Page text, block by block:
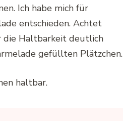
Ich habe mich für
entschieden. Achtet
die Haltbarkeit deutlich
gefüllten Plätzchen.
haltbar.